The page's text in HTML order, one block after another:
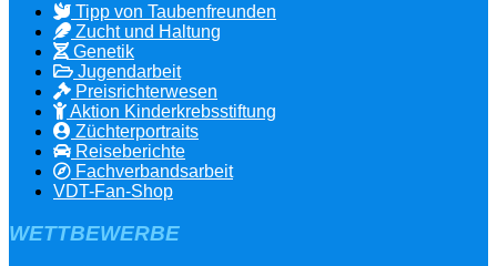
Tipp von Taubenfreunden
Zucht und Haltung
Genetik
Jugendarbeit
Preisrichterwesen
Aktion Kinderkrebsstiftung
Züchterportraits
Reiseberichte
Fachverbandsarbeit
VDT-Fan-Shop
WETTBEWERBE